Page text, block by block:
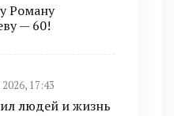
Роману
— 60!
2026, 17:43
людей и жизнь